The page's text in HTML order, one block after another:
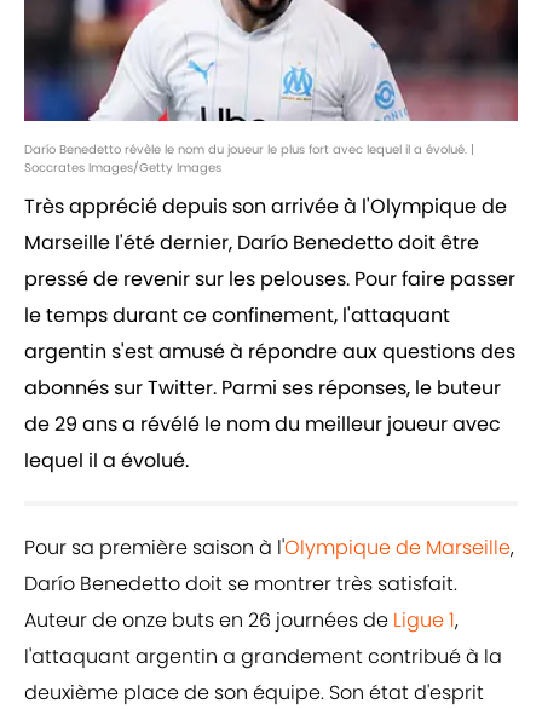
Darío Benedetto révèle le nom du joueur le plus fort avec lequel il a évolué. |
Soccrates Images/Getty Images
Très apprécié depuis son arrivée à l'Olympique de
Marseille l'été dernier, Darío Benedetto doit être
pressé de revenir sur les pelouses. Pour faire passer
le temps durant ce confinement, l'attaquant
argentin s'est amusé à répondre aux questions des
abonnés sur Twitter. Parmi ses réponses, le buteur
de 29 ans a révélé le nom du meilleur joueur avec
lequel il a évolué.
Pour sa première saison à l'Olympique de Marseille,
Darío Benedetto doit se montrer très satisfait.
Auteur de onze buts en 26 journées de Ligue 1,
l'attaquant argentin a grandement contribué à la
deuxième place de son équipe. Son état d'esprit